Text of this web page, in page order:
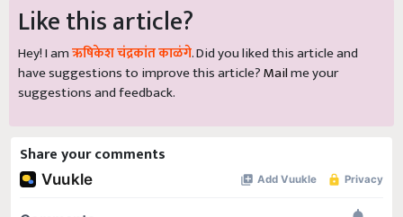
Like this article?
Hey! I amऋषिकेश चंद्रकांत काळंगे. Did you liked this article and
have suggestions to improve this article?Mailme your
suggestions and feedback.
Share your comments